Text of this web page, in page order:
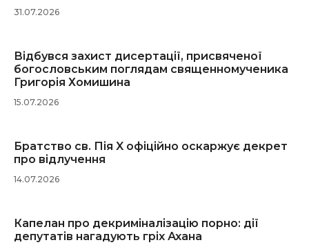
31.07.2026
Відбувся захист дисертації, присвяченої
богословським поглядам священномученика
Григорія Хомишина
15.07.2026
Братство св. Пія X офіційно оскаржує декрет
про відлучення
14.07.2026
Капелан про декриміналізацію порно: дії
депутатів нагадують гріх Ахана